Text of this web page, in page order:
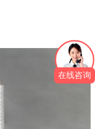
在线咨询